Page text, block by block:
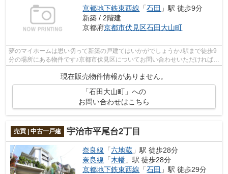
京都地下鉄東西線 「石田 」駅 徒歩9分
新築 / 2階建
京都府京都市伏見区石田大山町
夢のマイホームは思い切って新築の戸建てはいかがでしょうか♪駅まで徒歩9
分の場所にある物件です♪京都市伏見区についてお問い合わせいただければ、
現在販売物件情報がありません。
「石田大山町」への
お問い合わせはこちら
売買 | 中古一戸建 宇治市平尾台2丁目
奈良線 「六地蔵 」駅 徒歩28分
奈良線 「木幡 」駅 徒歩28分
京都地下鉄東西線 「石田 」駅 徒歩29分